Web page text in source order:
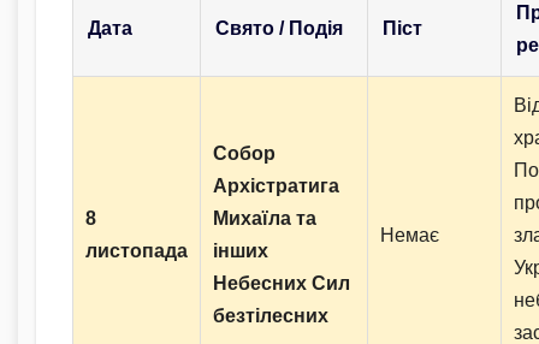
Дата Свято / Подія Піст
8
листопада
Собор
Архістратига
Михаїла та
інших
Небесних Сил
безтілесних
Немає